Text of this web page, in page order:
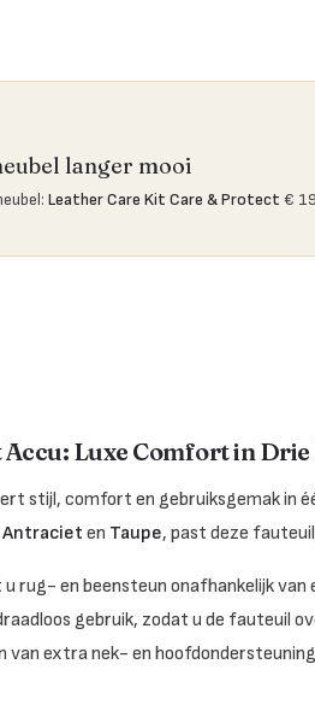
langer mooi
: Leather Care Kit Care & Protect €
Luxe Comfort in
stijl, comfort en gebruiksgemak in
Antraciet en Taupe, past deze
rug- en beensteun onafhankelijk van
gebruik, zodat u de fauteuil
van extra nek- en